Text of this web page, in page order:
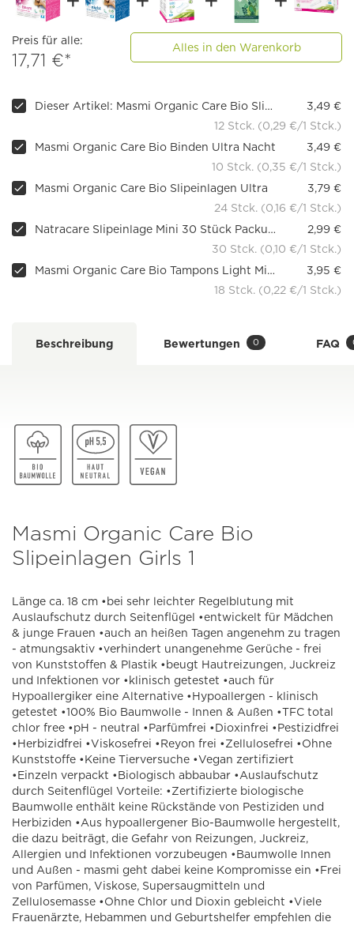
Preis für alle:
17,71 €*
Alles in den Warenkorb
Dieser Artikel: Masmi Organic Care Bio Slipeinlagen Girls 1
3,49 €
12 Stck. (0,29 €/1 Stck.)
Masmi Organic Care Bio Binden Ultra Nacht
3,49 €
10 Stck. (0,35 €/1 Stck.)
Masmi Organic Care Bio Slipeinlagen Ultra
3,79 €
24 Stck. (0,16 €/1 Stck.)
Natracare Slipeinlage Mini 30 Stück Packung
2,99 €
30 Stck. (0,10 €/1 Stck.)
Masmi Organic Care Bio Tampons Light Mini mit Applikator
3,95 €
18 Stck. (0,22 €/1 Stck.)
Beschreibung Bewertungen 0 FAQ
Masmi Organic Care Bio
Slipeinlagen Girls 1
Länge ca. 18 cm •bei sehr leichter Regelblutung mit
Auslaufschutz durch Seitenflügel •entwickelt für Mädchen
& junge Frauen •auch an heißen Tagen angenehm zu tragen
- atmungsaktiv •verhindert unangenehme Gerüche - frei
von Kunststoffen & Plastik •beugt Hautreizungen, Juckreiz
und Infektionen vor •klinisch getestet •auch für
Hypoallergiker eine Alternative •Hypoallergen - klinisch
getestet •100% Bio Baumwolle - Innen & Außen •TFC total
chlor free •pH - neutral •Parfümfrei •Dioxinfrei •Pestizidfrei
•Herbizidfrei •Viskosefrei •Reyon frei •Zellulosefrei •Ohne
Kunststoffe •Keine Tierversuche •Vegan zertifiziert
•Einzeln verpackt •Biologisch abbaubar •Auslaufschutz
durch Seitenflügel Vorteile: •Zertifizierte biologische
Baumwolle enthält keine Rückstände von Pestiziden und
Herbiziden •Aus hypoallergener Bio-Baumwolle hergestellt,
die dazu beiträgt, die Gefahr von Reizungen, Juckreiz,
Allergien und Infektionen vorzubeugen •Baumwolle Innen
und Außen - masmi geht dabei keine Kompromisse ein •Frei
von Parfümen, Viskose, Supersaugmitteln und
Zellulosemasse •Ohne Chlor und Dioxin gebleicht •Viele
Frauenärzte, Hebammen und Geburtshelfer empfehlen die